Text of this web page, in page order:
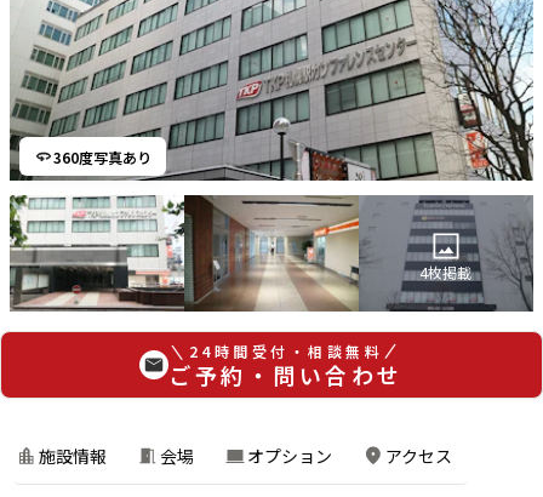
360度写真あり
4枚掲載
24時間受付・相談無料
ご予約・問い合わせ
施設情報 会場 オプション アクセス